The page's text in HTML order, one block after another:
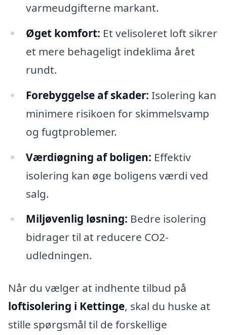
varmeudgifterne markant.
Øget komfort: Et velisoleret loft sikrer
et mere behageligt indeklima året
rundt.
Forebyggelse af skader: Isolering kan
minimere risikoen for skimmelsvamp
og fugtproblemer.
Værdiøgning af boligen: Effektiv
isolering kan øge boligens værdi ved
salg.
Miljøvenlig løsning: Bedre isolering
bidrager til at reducere CO2-
udledningen.
Når du vælger at indhente tilbud på
loftisolering i Kettinge, skal du huske at
stille spørgsmål til de forskellige